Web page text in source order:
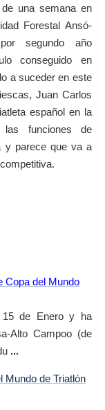
una semana en
Forestal Ansó-
segundo año
conseguido en
a suceder en este
Juan Carlos
español en la
las funciones de
y parece que va a
Copa del Mundo
15 de Enero y ha
Alto Campoo (de
...
Mundo de Triatlón